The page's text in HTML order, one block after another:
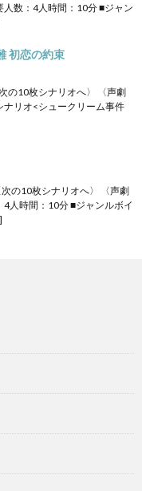
人数：4人時間：10分 ■ジャン
初恋の約束
の10枚シナリオへ〉 〈声劇
ナリオ<シュークリーム事件
の10枚シナリオへ〉 〈声劇
人時間：10分 ■ジャンルボイ